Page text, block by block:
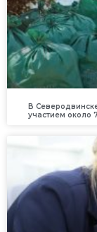
В
участием около